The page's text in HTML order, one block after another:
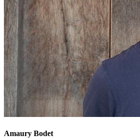
Amaury Bodet